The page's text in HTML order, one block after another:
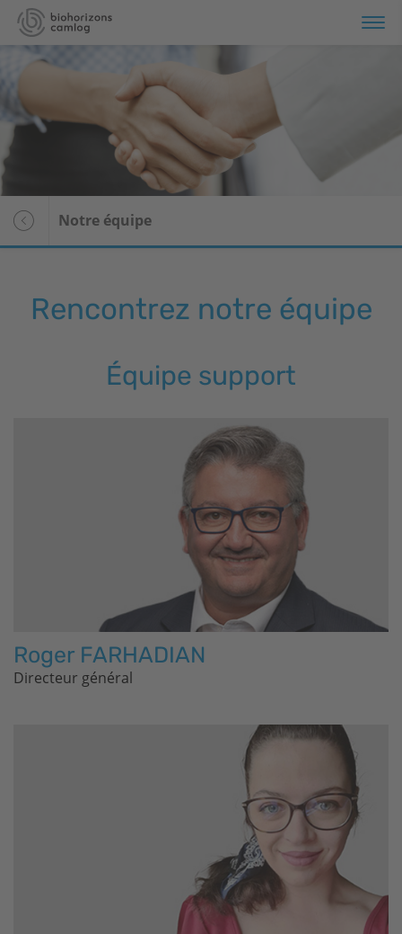
Produits
Formation
Services
Notre équipe
Rencontrez notre équipe
Équipe support
Roger FARHADIAN
Directeur général